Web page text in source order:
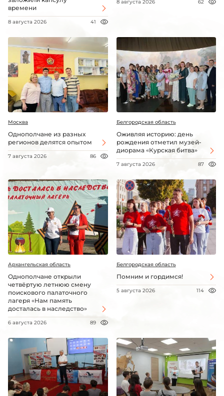
времени
8 августа 2026 41
8 августа 2026 62
Москва
Однополчане из разных
регионов делятся опытом
7 августа 2026 86
Белгородская область
Оживляя историю: день
рождения отметил музей-
диорама «Курская битва»
7 августа 2026 87
Архангельская область
Однополчане открыли
четвёртую летнюю смену
поискового палаточного
лагеря «Нам память
досталась в наследство»
6 августа 2026 89
Белгородская область
Помним и гордимся!
5 августа 2026 114